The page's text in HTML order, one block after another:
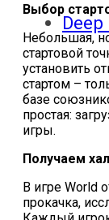
Deep
Выбор
Небольшая,
стартовой
установить
стартом –
базе
простая:
игры.
Получаем
В игре World
прокачка,